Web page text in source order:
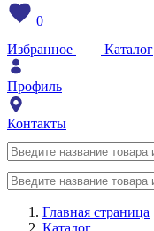
0
Избранное
Каталог
Профиль
Контакты
Главная страница
Каталог